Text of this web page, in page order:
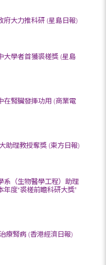
府大力推科研 (星島日報)
大學者首獲裘槎獎 (星島
在腎臟發揮功用 (商業電
助理教授奪獎 (東方日報)
系（生物醫學工程）助理
度“裘槎前瞻科研大獎”
療腎病 (香港經濟日報)